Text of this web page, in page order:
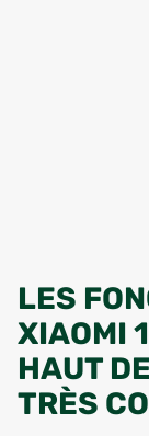
LES
XIAOMI
HAUT
TRÈS